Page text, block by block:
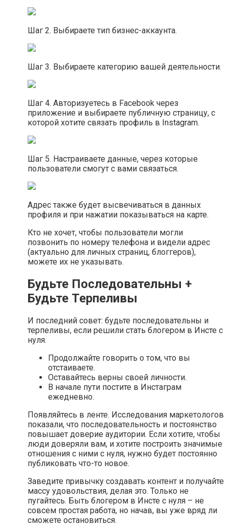
Шаг 2. Выбираете тип бизнес-аккаунта.
Шаг 3. Выбираете категорию вашей деятельности.
Шаг 4. Авторизуетесь в Facebook через
приложение и выбираете публичную страницу, с
которой хотите связать профиль в Instagram.
Шаг 5. Настраиваете данные, через которые
пользователи смогут с вами связаться.
Адрес также будет высвечиваться в данных
профиля и при нажатии показываться на карте.
Кто не хочет, чтобы пользователи могли
позвонить по номеру телефона и видели адрес
(актуально для личных страниц, блоггеров),
можете их не указывать.
Будьте Последовательны +
Будьте Терпеливы
И последний совет: будьте последовательны и
терпеливы, если решили стать блогером в Инсте с
нуля.
Продолжайте говорить о том, что вы
отстаиваете.
Оставайтесь верны своей личности.
В начале пути постите в Инстаграм
ежедневно.
Появляйтесь в ленте. Исследования маркетологов
показали, что последовательность и постоянство
повышает доверие аудитории. Если хотите, чтобы
люди доверяли вам, и хотите построить значимые
отношения с ними с нуля, нужно будет постоянно
публиковать что-то новое.
Заведите привычку создавать контент и получайте
массу удовольствия, делая это. Только не
пугайтесь. Быть блогером в Инсте с нуля – не
совсем простая работа, но начав, вы уже вряд ли
сможете остановиться.